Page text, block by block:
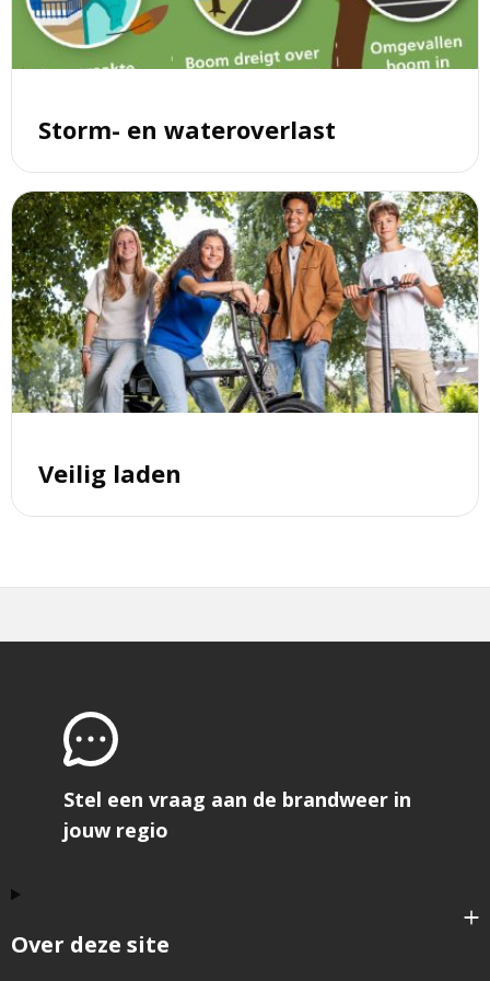
Storm- en wateroverlast
Veilig laden
Lees
meer
over
Veilig
laden
Over deze site
Stel een vraag aan de brandweer in
jouw regio